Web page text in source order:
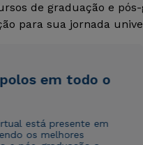
de graduação e
para sua jornada
em todo o
está presente em
os melhores